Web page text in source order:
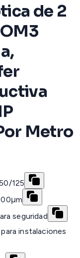
de 2
Metro
125
seguridad
instalaciones